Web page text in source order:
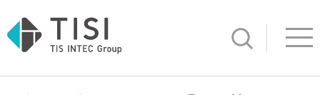
サイト内検索